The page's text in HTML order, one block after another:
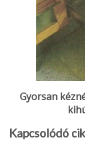
Gyorsan
Kapcsolódó